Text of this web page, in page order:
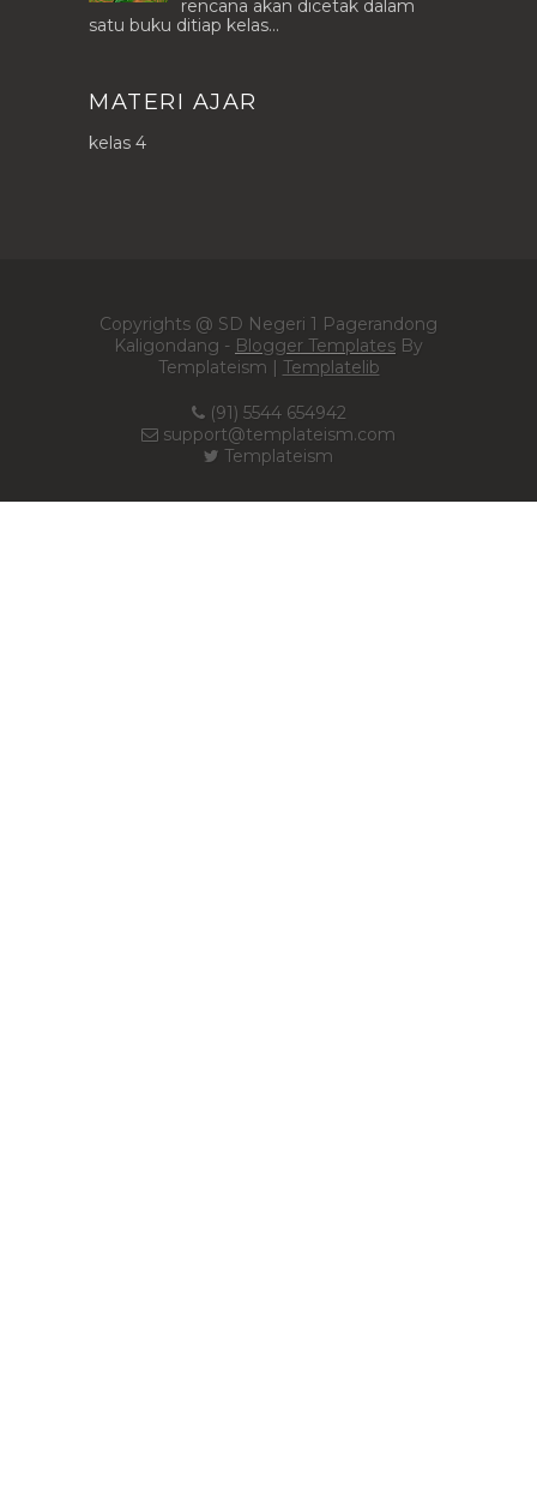
rencana akan dicetak dalam
satu buku ditiap kelas...
MATERI AJAR
kelas 4
Copyrights @ SD Negeri 1 Pagerandong
Kaligondang - Blogger Templates By
Templateism | Templatelib
(91) 5544 654942
support@templateism.com
Templateism